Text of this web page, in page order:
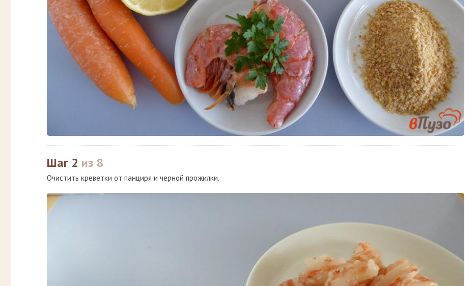
Шаг 2 из 8
Очистить креветки от панциря и черной прожилки.